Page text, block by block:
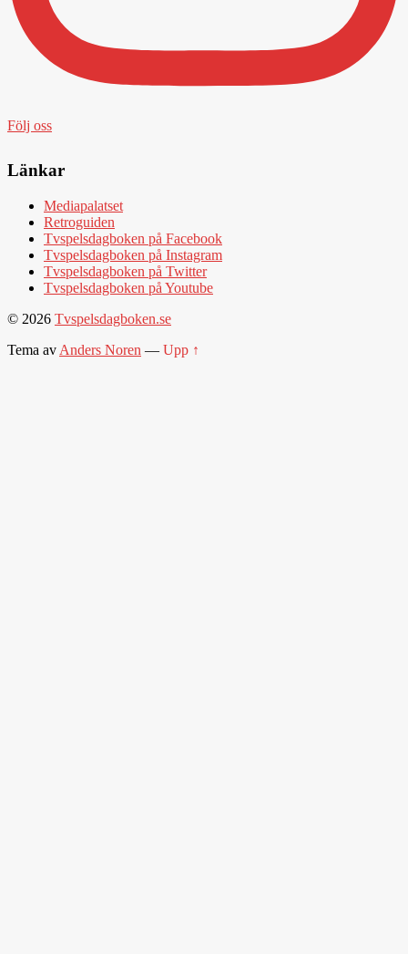
Följ oss
Länkar
Mediapalatset
Retroguiden
Tvspelsdagboken på Facebook
Tvspelsdagboken på Instagram
Tvspelsdagboken på Twitter
Tvspelsdagboken på Youtube
© 2026 Tvspelsdagboken.se
Tema av Anders Noren — Upp ↑